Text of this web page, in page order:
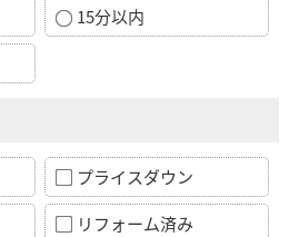
15分以内
プライスダウン
リフォーム済み